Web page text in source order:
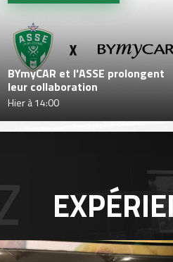
BYmyCAR et l'ASSE prolongent
leur collaboration
Hier à 14:00